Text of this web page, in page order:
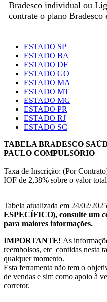
Bradesco individual ou
contrate o plano Bradesco
ESTADO SP
ESTADO BA
ESTADO DF
ESTADO GO
ESTADO MA
ESTADO MT
ESTADO MG
ESTADO PR
ESTADO RJ
ESTADO SC
TABELA BRADESCO
PAULO COMPULSÓRIO
Taxa de Inscrição: (Por
IOF de 2,38% sobre o valor
Tabela atualizada em 24/02/
ESPECÍFICO), consulte um
para maiores informações.
IMPORTANTE! As
reembolsos, etc, contidas nesta
qualquer momento.
Esta ferramenta não tem o
de vendas e sim como apoio à
corretor.